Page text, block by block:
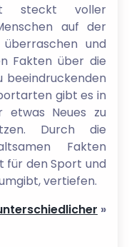
steckt voller
auf der
und
Fakten über die
beeindruckenden
gibt es in
Neues zu
Durch die
Fakten
für den Sport und
vertiefen.
»